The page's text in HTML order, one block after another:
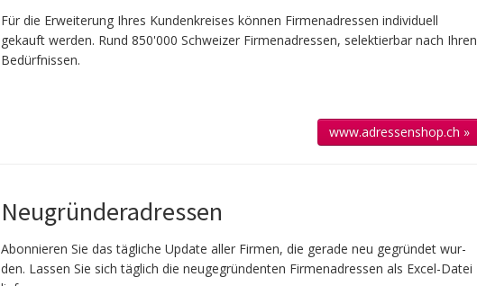
Für die Er­wei­te­rung Ihres Kun­den­kreises kön­nen Firmen­adressen individuell
gekauft werden. Rund 850'000 Schweizer Firmen­adressen, selek­tierbar nach Ihren
Bedürfnissen.
www.adressenshop.ch »
Neugründeradressen
Abonnieren Sie das täg­liche Up­date aller Firmen, die gerade neu ge­gründet wur­
den. Lassen Sie sich täglich die neu­gegründenten Firmen­adressen als Excel-Datei